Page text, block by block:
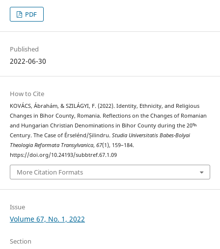
PDF
Published
2022-06-30
How to Cite
KOVÁCS, Ábrahám, & SZILÁGYI, F. (2022). Identity, Ethnicity, and Religious
Changes in Bihor County, Romania. Reflections on the Changes of Romanian
and Hungarian Christian Denominations in Bihor County during the 20ᵗʰ
Century. The Case of Érselénd/Șilindru. Studia Universitatis Babes-Bolyai
Theologia Reformata Transylvanica, 67(1), 159–184.
https://doi.org/10.24193/subbtref.67.1.09
More Citation Formats
Issue
Volume 67, No. 1, 2022
Section